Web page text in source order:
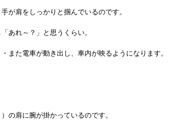
が肩をしっかりと掴んでいるのです。
あれ～？」と思うくらい。
また電車が動き出し、車内が映るようになります。
の肩に腕が掛かっているのです。